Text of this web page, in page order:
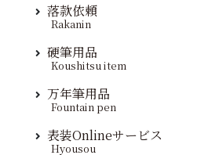
落款依頼
Rakanin
硬筆用品
Koushitsu item
万年筆用品
Fountain pen
表装Onlineサービス
Hyousou